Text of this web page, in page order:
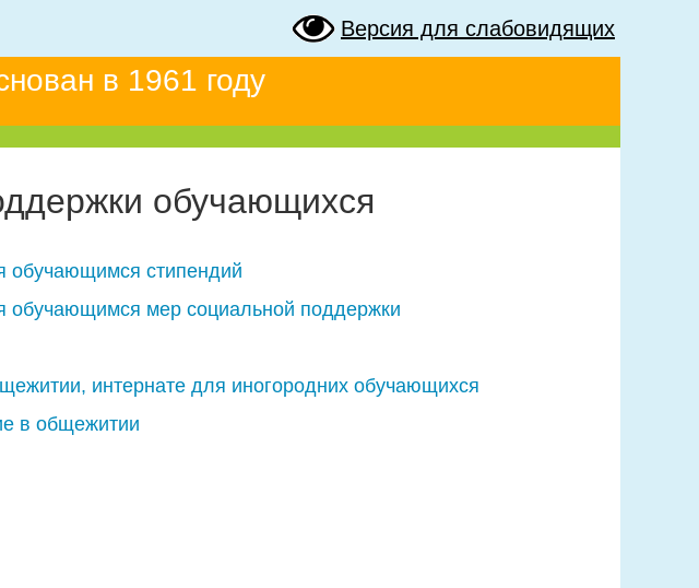
Версия для слабовидящих
в 1961 году
обучающихся
обучающимся стипендий
обучающимся мер социальной поддержки
интернате для иногородних обучающихся
в общежитии